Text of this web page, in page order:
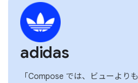
adidas
「Compose では、ビューよりも